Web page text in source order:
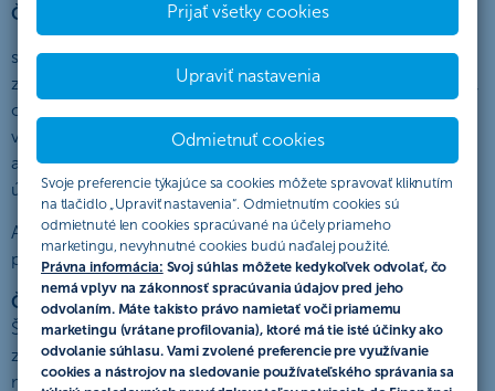
Prijať všetky cookies
Upraviť nastavenia
Odmietnuť cookies
Svoje preferencie týkajúce sa cookies môžete spravovať kliknutím
na tlačidlo „Upraviť nastavenia“. Odmietnutím cookies sú
odmietnuté len cookies spracúvané na účely priameho
marketingu, nevyhnutné cookies budú naďalej použité.
Právna informácia: Svoj súhlas môžete kedykoľvek odvolať, čo
nemá vplyv na zákonnosť spracúvania údajov pred jeho
odvolaním. Máte takisto právo namietať voči priamemu
marketingu (vrátane profilovania), ktoré má tie isté účinky ako
odvolanie súhlasu. Vami zvolené preferencie pre využívanie
cookies a nástrojov na sledovanie používateľského správania sa
Československá obchodná banka, a. s.,
so sídlom Žižkova 11, 811 02 Bratislava, IČO: 36 854 140,
zapísaná v obchodnom registri Mestského súdu Bratislava III,
oddiel Sa, vložka č. 4314/B (ďalej len „ČSOB“) verejne
vyhlasuje túto akciu, ktorá sa riadi výlučne týmto Štatútom
akcie (ďalej len „Štatút“), ktorý popisuje práva a povinnosti
účastníkov akcie a pravidlá tejto akcie (ďalej len „akcia“).
Akcia v zmysle tohto Štatútu predstavuje verejný prísľub
podľa § 850 Občianskeho zákonníka.
ČSOB sa zaväzujev lehote a spôsobom určeným týmto
Štatútom vyplatiť benefit vo forme peňažnej odmeny
zodpovedajúcej maximálne jednej anuitnej splátke,
maximálne do výšky 500 EUR (ďalej len „Benefit“).